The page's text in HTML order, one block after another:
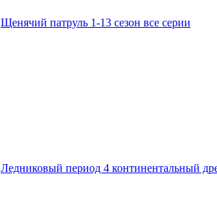
Щенячий патруль 1-13 сезон все серии
Ледниковый период 4 континентальный